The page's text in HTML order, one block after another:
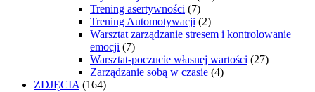
Trening asertywności (7)
Trening Automotywacji (2)
Warsztat zarządzanie stresem i kontrolowanie
emocji (7)
Warsztat-poczucie własnej wartości (27)
Zarządzanie sobą w czasie (4)
ZDJĘCIA (164)